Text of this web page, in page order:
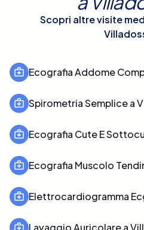
Scopri altre visite
Ecografia Addome
Spirometria Semplice a
Ecografia Cute E
Ecografia Muscolo
Elettrocardiogramma
Lavaggio Auricolare a